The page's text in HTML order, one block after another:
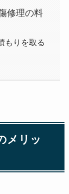
修理の料
もりを取る
メリッ